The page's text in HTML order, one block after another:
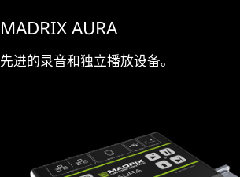
MADRIX AURA
先进的录音和独立播放设备。